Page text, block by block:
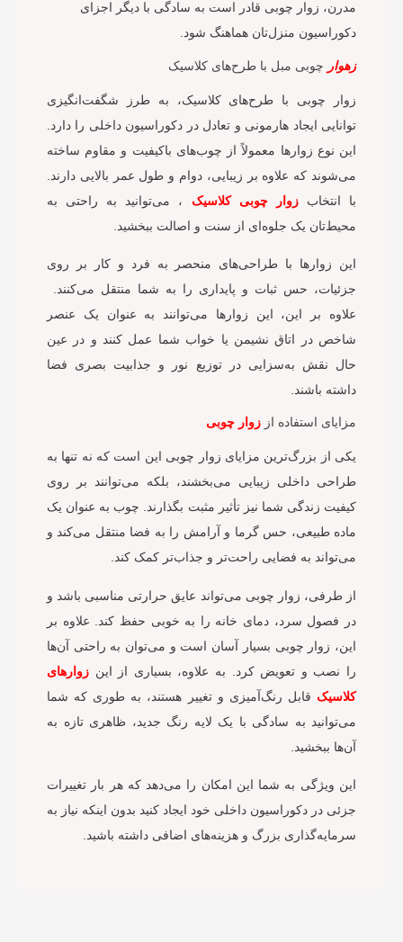
مدرن، زوار چوبی قادر است به سادگی با دیگر اجزای
دکوراسیون منزل‌تان هماهنگ شود.
زهوار چوبی مبل با طرح‌های کلاسیک
زوار چوبی با طرح‌های کلاسیک، به طرز شگفت‌انگیزی
توانایی ایجاد هارمونی و تعادل در دکوراسیون داخلی را دارد.
این نوع زوارها معمولاً از چوب‌های باکیفیت و مقاوم ساخته
می‌شوند که علاوه بر زیبایی، دوام و طول عمر بالایی دارند.
با انتخابزوار چوبی کلاسیک ، می‌توانید به راحتی به
محیط‌تان یک جلوه‌ای از سنت و اصالت ببخشید.
این زوارها با طراحی‌های منحصر به فرد و کار بر روی
جزئیات، حس ثبات و پایداری را به شما منتقل می‌کنند.
علاوه بر این، این زوارها می‌توانند به عنوان یک عنصر
شاخص در اتاق نشیمن یا خواب شما عمل کنند و در عین
حال نقش به‌سزایی در توزیع نور و جذابیت بصری فضا
داشته باشند.
مزایای استفاده از زوار چوبی
یکی از بزرگ‌ترین مزایای زوار چوبی این است که نه تنها به
طراحی داخلی زیبایی می‌بخشند، بلکه می‌توانند بر روی
کیفیت زندگی شما نیز تأثیر مثبت بگذارند. چوب به عنوان یک
ماده طبیعی، حس گرما و آرامش را به فضا منتقل می‌کند و
می‌تواند به فضایی راحت‌تر و جذاب‌تر کمک کند.
از طرفی، زوار چوبی می‌تواند عایق حرارتی مناسبی باشد و
در فصول سرد، دمای خانه را به خوبی حفظ کند. علاوه بر
این، زوار چوبی بسیار آسان است و می‌توان به راحتی آن‌ها
را نصب و تعویض کرد. به علاوه، بسیاری از این زوارهای
کلاسیک قابل رنگ‌آمیزی و تغییر هستند، به طوری که شما
می‌توانید به سادگی با یک لایه رنگ جدید، ظاهری تازه به
آن‌ها ببخشید.
این ویژگی به شما این امکان را می‌دهد که هر بار تغییرات
جزئی در دکوراسیون داخلی خود ایجاد کنید بدون اینکه نیاز به
سرمایه‌گذاری بزرگ و هزینه‌های اضافی داشته باشید.